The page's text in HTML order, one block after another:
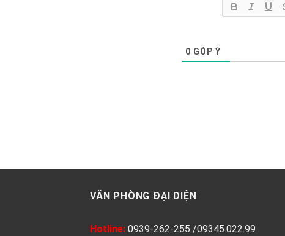
0 GÓP Ý
VĂN PHÒNG ĐẠI DIỆN
Hotline: 0939-262-255 /09345.022.99